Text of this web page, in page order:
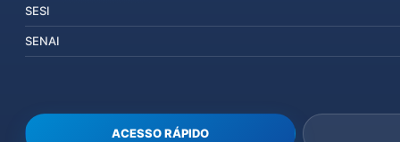
SESI
SENAI
ACESSO RÁPIDO